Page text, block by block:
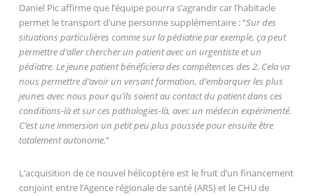
Daniel Pic affirme que l’équipe pourra s’agrandir car l’habitacle
permet le transport d’une personne supplémentaire : “Sur des
situations particulières comme sur la pédiatrie par exemple, ça peut
permettre d’aller chercher un patient avec un urgentiste et un
pédiatre. Le jeune patient bénéficiera des compétences des 2. Cela va
nous permettre d’avoir un versant formation, d’embarquer les plus
jeunes avec nous pour qu’ils soient au contact du patient dans ces
conditions-là et sur ces pathologies-là, avec un médecin expérimenté.
C’est une immersion un petit peu plus poussée pour ensuite être
totalement autonome.”
L’acquisition de ce nouvel hélicoptère est le fruit d’un financement
conjoint entre l’Agence régionale de santé (ARS) et le CHU de